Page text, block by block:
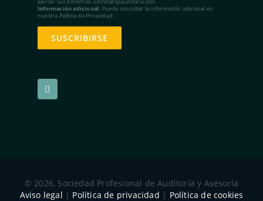
Información adicional: Puede consultar la información adicional en
nuestra Política de Privacidad.
© 2026, Sociedad Profesional de Auditoría y Asesoría
Aviso legal | Política de privacidad | Política de cookies